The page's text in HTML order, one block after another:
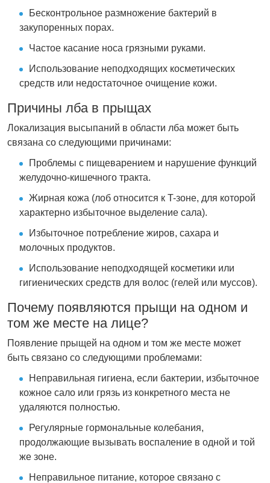
Бесконтрольное размножение бактерий в
закупоренных порах.
Частое касание носа грязными руками.
Использование неподходящих косметических
средств или недостаточное очищение кожи.
Причины лба в прыщах
Локализация высыпаний в области лба может быть
связана со следующими причинами:
Проблемы с пищеварением и нарушение функций
желудочно-кишечного тракта.
Жирная кожа (лоб относится к T-зоне, для которой
характерно избыточное выделение сала).
Избыточное потребление жиров, сахара и
молочных продуктов.
Использование неподходящей косметики или
гигиенических средств для волос (гелей или муссов).
Почему появляются прыщи на одном и
том же месте на лице?
Появление прыщей на одном и том же месте может
быть связано со следующими проблемами:
Неправильная гигиена, если бактерии, избыточное
кожное сало или грязь из конкретного места не
удаляются полностью.
Регулярные гормональные колебания,
продолжающие вызывать воспаление в одной и той
же зоне.
Неправильное питание, которое связано с